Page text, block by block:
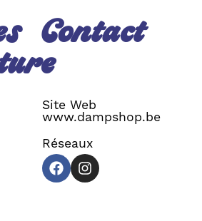
Contact
Site Web
www.dampshop.be
Réseaux